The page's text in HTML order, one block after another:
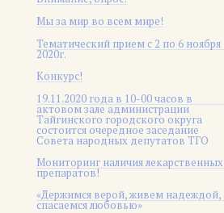
Мы за мир во всем мире!
Тематический прием с 2 по 6 ноября
2020г.
Конкурс!
19.11.2020 года в 10-00 часов в
актовом зале администрации
Тайгинского городского округа
состоится очередное заседание
Совета народных депутатов ТГО
Мониторинг наличия лекарственных
препаратов!
«Держимся верой, живем надеждой,
спасаемся любовью»